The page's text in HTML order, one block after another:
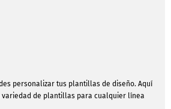
personalizar tus plantillas de diseño. Aquí
de plantillas para cualquier línea